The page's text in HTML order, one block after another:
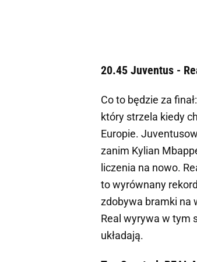
20.45 Juventus -
Co to będzie za
który strzela kiedy
Europie.
zanim Kylian
liczenia na nowo.
to wyrównany
zdobywa bramki na
Real wyrywa w tym
układają.